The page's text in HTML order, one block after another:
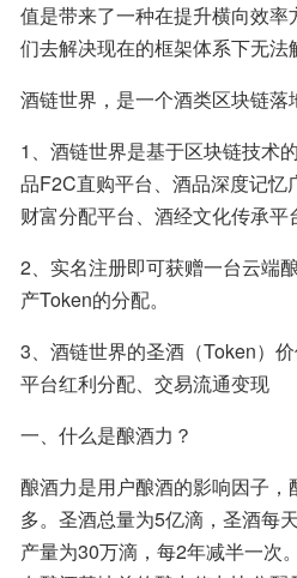
值是带来了一种在提升横向效
们去解决现在的框架体系下无法
酒链世界，是一个酒类区块链落
1、酒链世界是基于区块链技术
品F2C直购平台、酒品深度记忆
财富分配平台、酒经文化传承平
2、实名注册即可获赠一台云端
产Token的分配。
3、酒链世界的圣酒（Token）
平台红利分配、交易流通变现
一、什么是酿酒力？
酿酒力是用户酿酒的影响因子
多。圣酒总量为5亿滴，圣酒每
产量为30万滴，每2年减半一次